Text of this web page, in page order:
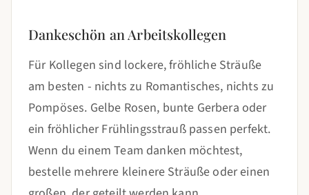
Dankeschön an Arbeitskollegen
Für Kollegen sind lockere, fröhliche Sträuße
am besten - nichts zu Romantisches, nichts zu
Pompöses. Gelbe Rosen, bunte Gerbera oder
ein fröhlicher Frühlingsstrauß passen perfekt.
Wenn du einem Team danken möchtest,
bestelle mehrere kleinere Sträuße oder einen